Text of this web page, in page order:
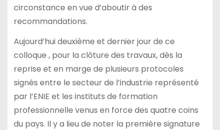
circonstance en vue d’aboutir à des
recommandations.
Aujourd’hui deuxième et dernier jour de ce
colloque , pour la clôture des travaux, dès la
reprise et en marge de plusieurs protocoles
signés entre le secteur de l’industrie représenté
par l’ENIE et les instituts de formation
professionnelle venus en force des quatre coins
du pays. Il y a lieu de noter la première signature